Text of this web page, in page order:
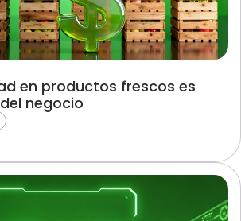
en productos frescos es
negocio